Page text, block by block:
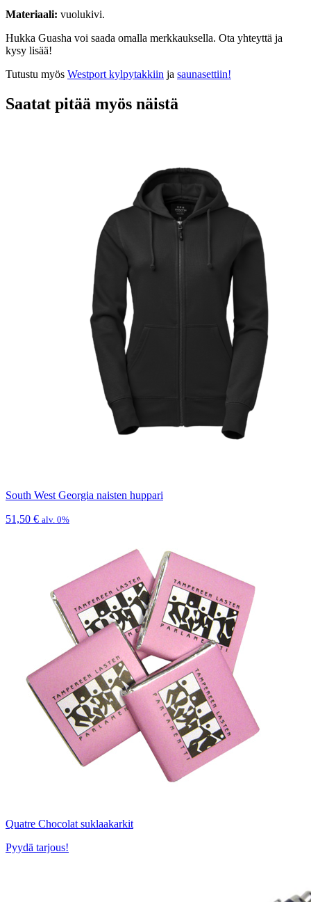
Materiaali: vuolukivi.
Hukka Guasha voi saada omalla merkkauksella. Ota yhteyttä ja
kysy lisää!
Tutustu myös Westport kylpytakkiin ja saunasettiin!
Saatat pitää myös näistä
South West Georgia naisten huppari
51,50 € alv. 0%
Quatre Chocolat suklaakarkit
Pyydä tarjous!